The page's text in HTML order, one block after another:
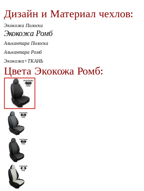
Дизайн и Материал чехлов:
Экокожа Полоска
Экокожа Ромб
Алькантара Полоска
Алькантара Ромб
Экокожа+ТКАНЬ
Цвета Экокожа Ромб: